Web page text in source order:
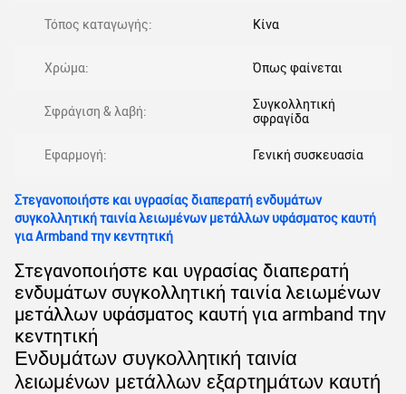
Τόπος καταγωγής: Κίνα
Χρώμα: Όπως φαίνεται
Σφράγιση & λαβή:
Συγκολλητική
σφραγίδα
Εφαρμογή: Γενική συσκευασία
Στεγανοποιήστε και υγρασίας διαπερατή ενδυμάτων
συγκολλητική ταινία λειωμένων μετάλλων υφάσματος καυτή
για Armband την κεντητική
Στεγανοποιήστε και υγρασίας διαπερατή
ενδυμάτων συγκολλητική ταινία λειωμένων
μετάλλων υφάσματος καυτή για armband την
κεντητική
Ενδυμάτων συγκολλητική ταινία
λειωμένων μετάλλων εξαρτημάτων καυτή